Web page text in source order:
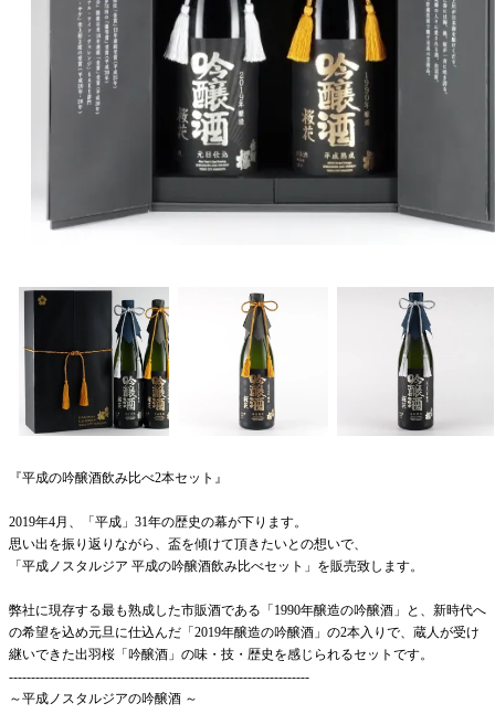
『平成の吟醸酒飲み比べ2本セット』
2019年4月、「平成」31年の歴史の幕が下ります。
思い出を振り返りながら、盃を傾けて頂きたいとの想いで、
「平成ノスタルジア 平成の吟醸酒飲み比べセット」を販売致します。
弊社に現存する最も熟成した市販酒である「1990年醸造の吟醸酒」と、新時代へ
の希望を込め元旦に仕込んだ「2019年醸造の吟醸酒」の2本入りで、蔵人が受け
継いできた出羽桜「吟醸酒」の味・技・歴史を感じられるセットです。
--------------------------------------------------------------------
～平成ノスタルジアの吟醸酒 ～